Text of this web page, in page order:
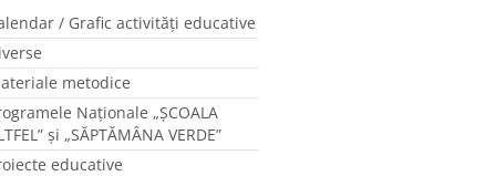
/ Grafic activităţi educative
metodice
Naţionale „ŞCOALA
și „SĂPTĂMÂNA VERDE”
educative